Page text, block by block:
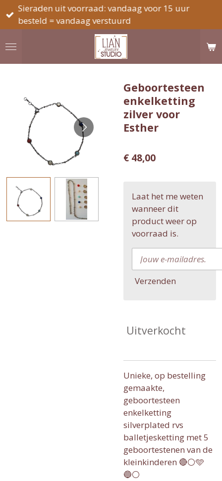
Ga
direct
de
Sieraden uit voorraad: vandaag voor 15 uur
besteld = vandaag verstuurd
Geboortesteen
enkelketting
zilver voor
Esther
€ 48,00
Laat het me weten
wanneer dit
product weer op
voorraad is.
Verzenden
Uitverkocht
Unieke, op bestelling
gemaakte,
geboortesteen
enkelketting
silverplated rvs
balletjesketting met 5
geboortestenen van de
kleinkinderen 🔴⚪🩵
🔵⚪